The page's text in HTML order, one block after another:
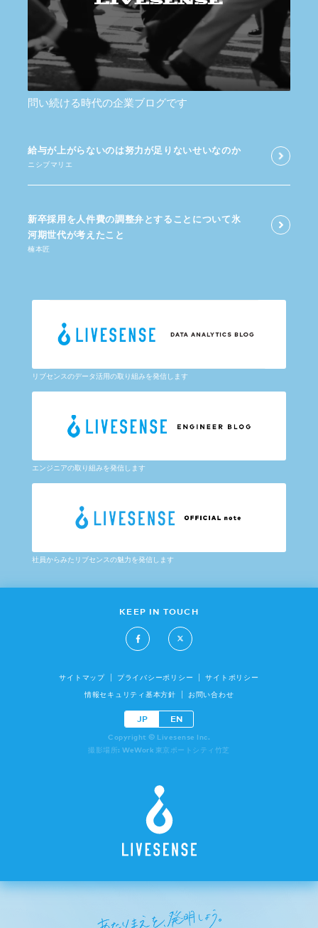
問い続ける時代の企業ブログです
給与が​上がらないのは​努力が​足りないせいなのか
ニシブマリエ
新卒採用を​人件費の​調整弁と​する​ことに​ついて​氷
河期世代が​考えた​こと
楠本匠
リブセンスのデータ活用の取り組みを発信します
エンジニアの取り組みを発信します
社員からみたリブセンスの魅力を発信します
KEEP IN TOUCH
サイトマップ プライバシーポリシー サイトポリシー
情報セキュリティ基本方針 お問い合わせ
JP EN
Copyright © Livesense Inc.
撮影場所: WeWork 東京ポートシティ竹芝